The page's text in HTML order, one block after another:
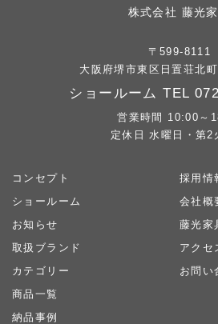
株式会社 藤光
〒599-8111
大阪府堺市東区日置荘北
ショールーム TEL
営業時間 10:00～
定休日 水曜日・第2
コンセプト
ショールーム
お知らせ
取扱ブランド
カテゴリー
商品一覧
納品事例
採用情
会社概
藤光家
アクセ
お問い